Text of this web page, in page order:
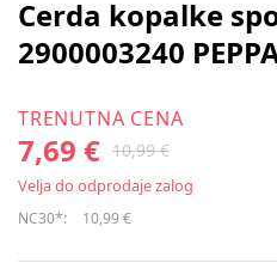
Cerda kopalke
2900003240
TRENUTNA CENA
7,69 € 10,99 €
Velja do odprodaje zalog
NC30*: 10,99 €